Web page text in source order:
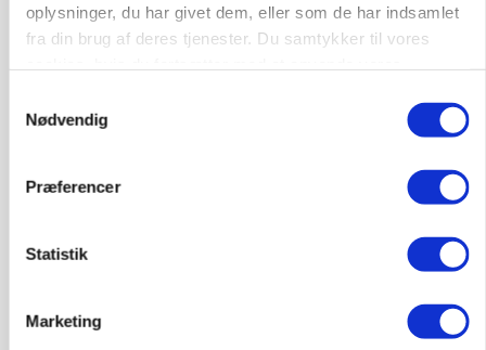
oplysninger, du har givet dem, eller som de har indsamlet
fra din brug af deres tjenester. Du samtykker til vores
Nødvendig
Præferencer
Statistik
Marketing
Prisgab på 20 kroner pr. kg vokser: Polsk kylling
presser markedet